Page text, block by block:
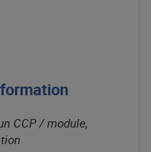
CCP / module,